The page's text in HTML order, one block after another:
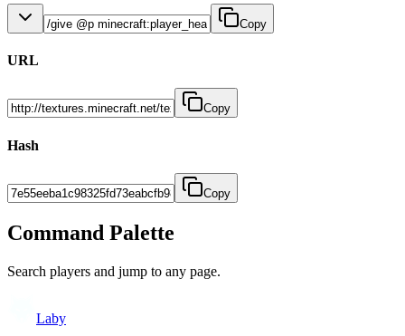
Copy
URL
Copy
Hash
Copy
Command Palette
Search players and jump to any page.
Laby